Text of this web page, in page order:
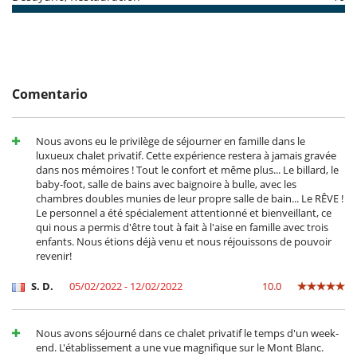
Parking
Calefacción por suelo radiante
Niños
Barandilla
Cuna
Espacio infantil
Juegos de mesa para niños
Libros infantiles
Los niños son bienvenidos
Silla alta
Acceso a internet (wifi)
Billar
Cartas y juegos de mesa
Futbolín
Gimnasio
Jacuzzi
Comentario
Nous avons eu le privilège de séjourner en famille dans le
luxueux chalet privatif. Cette expérience restera à jamais gravée
dans nos mémoires ! Tout le confort et même plus... Le billard, le
baby-foot, salle de bains avec baignoire à bulle, avec les
chambres doubles munies de leur propre salle de bain... Le RÊVE !
Le personnel a été spécialement attentionné et bienveillant, ce
qui nous a permis d'être tout à fait à l'aise en famille avec trois
enfants. Nous étions déjà venu et nous réjouissons de pouvoir
revenir!
S. D. 05/02/2022 - 12/02/2022 10.0
Nous avons séjourné dans ce chalet privatif le temps d'un week-
end. L'établissement a une vue magnifique sur le Mont Blanc.